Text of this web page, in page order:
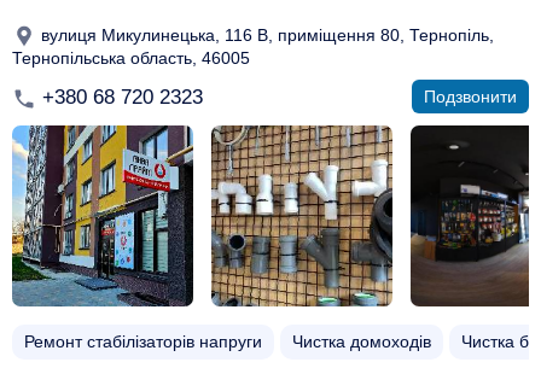
вулиця Микулинецька, 116 В, приміщення 80, Тернопіль,
Тернопільська область, 46005
+380 68 720 2323 Подзвонити
Ремонт стабілізаторів напруги Чистка домоходів Чистка